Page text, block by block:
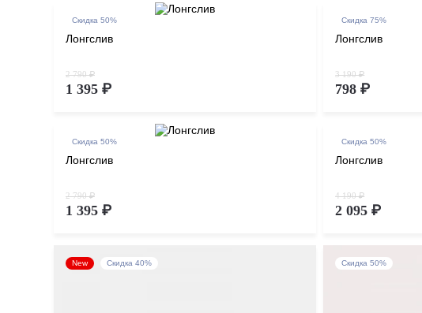
Скидка 50%
Лонгслив
2 790 ₽
1 395 ₽
Скидка 75%
Лонгслив
3 190 ₽
798 ₽
Скидка 50%
Лонгслив
2 790 ₽
1 395 ₽
Скидка 50%
Лонгслив
4 190 ₽
2 095 ₽
New Скидка 40% Скидка 50%